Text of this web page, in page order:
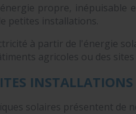
propre,
petites installations.
à partir de l'énergie
agricoles ou des
solaires présentent de